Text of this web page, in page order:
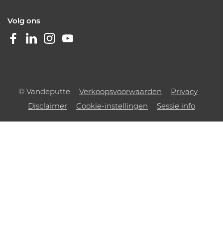
Volg ons
© Vandeputte Verkoopsvoorwaarden
Privacy
Disclaimer
Cookie-instellingen Sessie info